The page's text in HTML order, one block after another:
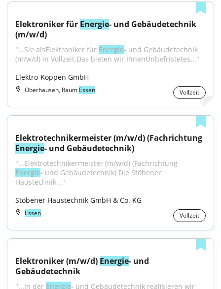
Elektroniker für Energie- und Gebäudetechnik
(m/w/d)
"...Sie alsElektroniker für Energie- und Gebäudetechnik
(m/w/d) in Vollzeit.Das bieten wir IhnenUnbefristetes..."
Elektro-Koppen GmbH
Oberhausen, Raum Essen Vollzeit
Energie- und Gebäudetechnik)
Energie- und Gebäudetechnik) Die Stöbener
Haustechnik..."
Stöbener Haustechnik GmbH & Co. KG
Essen Vollzeit
Elektroniker (m/w/d) Energie- und
Gebäudetechnik
"...In der Energie- und Gebäudetechnik realisieren wir